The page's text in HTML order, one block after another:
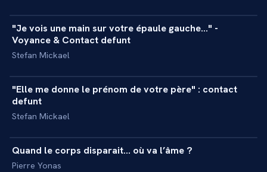
REPORTAGE
"Je vois une main sur votre épaule gauche..." -
Voyance & Contact defunt
Stefan Mickael
REPORTAGE +
"Elle me donne le prénom de votre père" : contact
defunt
Stefan Mickael
INTERVIEW
Quand le corps disparait… où va l’âme ?
Pierre Yonas